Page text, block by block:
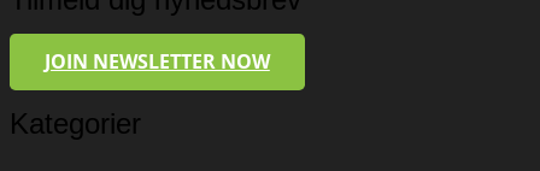
JOIN NEWSLETTER NOW
Kategorier